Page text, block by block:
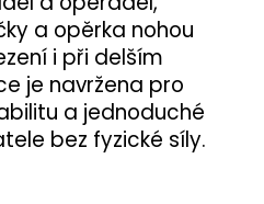
a opěrka nohou
i při delším
je navržena pro
a jednoduché
bez fyzické síly.